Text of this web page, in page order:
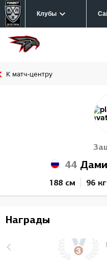
Клубы
К матч-центру
44
188 см 96 кг
Награды